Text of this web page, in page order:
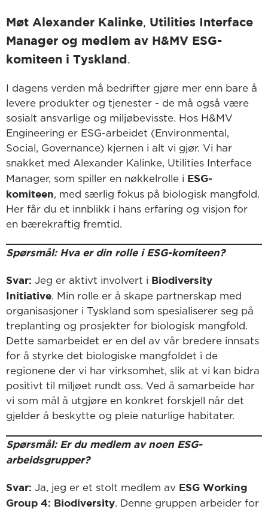
Møt Alexander Kalinke, Utilities Interface
Manager og medlem av H&MV ESG-
komiteen i Tyskland.
I dagens verden må bedrifter gjøre mer enn bare å
levere produkter og tjenester - de må også være
sosialt ansvarlige og miljøbevisste. Hos H&MV
Engineering er ESG-arbeidet (Environmental,
Social, Governance) kjernen i alt vi gjør. Vi har
snakket med Alexander Kalinke, Utilities Interface
Manager, som spiller en nøkkelrolle i ESG-
komiteen, med særlig fokus på biologisk mangfold.
Her får du et innblikk i hans erfaring og visjon for
en bærekraftig fremtid.
Spørsmål: Hva er din rolle i ESG-komiteen?
Svar: Jeg er aktivt involvert i Biodiversity
Initiative. Min rolle er å skape partnerskap med
organisasjoner i Tyskland som spesialiserer seg på
treplanting og prosjekter for biologisk mangfold.
Dette samarbeidet er en del av vår bredere innsats
for å styrke det biologiske mangfoldet i de
regionene der vi har virksomhet, slik at vi kan bidra
positivt til miljøet rundt oss. Ved å samarbeide har
vi som mål å utgjøre en konkret forskjell når det
gjelder å beskytte og pleie naturlige habitater.
Spørsmål: Er du medlem av noen ESG-
arbeidsgrupper?
Svar: Ja, jeg er et stolt medlem av ESG Working
Group 4: Biodiversity. Denne gruppen arbeider for